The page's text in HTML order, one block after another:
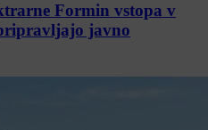
Formin vstopa v
javno